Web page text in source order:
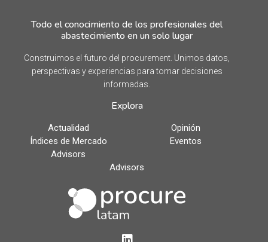
Todo el conocimiento de los profesionales del
abastecimiento en un solo lugar
Construimos el futuro del procurement. Unimos datos,
perspectivas y experiencias para tomar decisiones
informadas.
Explora
Actualidad
Opinión
Índices de Mercado
Eventos
Advisors
Advisors
LinkedIn